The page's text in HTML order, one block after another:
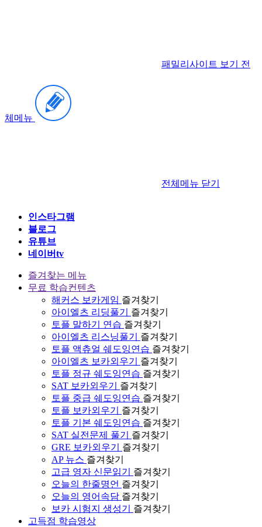
패밀리사이트 보기 전
체메뉴
전체메뉴 닫기
인스타그램
블로그
유튜브
네이버tv
즐겨찾는 메뉴
무료 학습컨텐츠
해커스 보카게임 즐겨찾기
아이엘츠 리딩풀기
즐겨찾기
토플 말하기 연습 즐겨찾기
아이엘츠 리스닝풀기
즐겨찾기
토플 액츄얼 쉐도잉연습 즐겨찾기
아이엘츠 보카외우기
즐겨찾기
토플 정규 쉐도잉연습 즐겨찾기
SAT 보카외우기
즐겨찾기
토플 중급 쉐도잉연습 즐겨찾기
토플 보카외우기
즐겨찾기
토플 기본 쉐도잉연습 즐겨찾기
SAT 실전문제 풀기
즐겨찾기
GRE 보카외우기
즐겨찾기
AP 뉴스 즐겨찾기
고급 영자 신문읽기
즐겨찾기
오늘의 한줄명언 즐겨찾기
오늘의 영어속담 즐겨찾기
보카 시험지 생성기
즐겨찾기
고득점 학습영상